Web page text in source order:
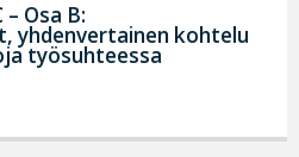
Osa B:
yhdenvertainen kohtelu
työsuhteessa